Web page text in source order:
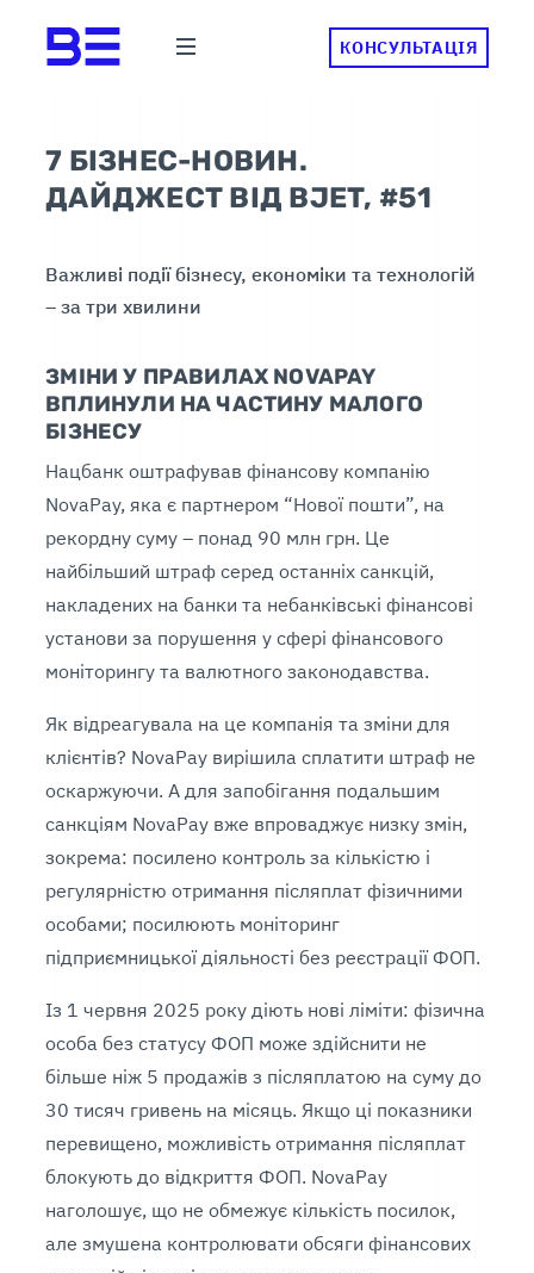
КОНСУЛЬТАЦІЯ
7 БІЗНЕС-НОВИН.
ДАЙДЖЕСТ ВІД BJET, #51
Важливі події бізнесу, економіки та технологій
– за три хвилини
ЗМІНИ У ПРАВИЛАХ NOVAPAY
ВПЛИНУЛИ НА ЧАСТИНУ МАЛОГО
БІЗНЕСУ
Нацбанк оштрафував фінансову компанію
NovaPay, яка є партнером “Нової пошти”, на
рекордну суму – понад 90 млн грн. Це
найбільший штраф серед останніх санкцій,
накладених на банки та небанківські фінансові
установи за порушення у сфері фінансового
моніторингу та валютного законодавства.
Як відреагувала на це компанія та зміни для
клієнтів? NovaPay вирішила сплатити штраф не
оскаржуючи. А для запобігання подальшим
санкціям NovaPay вже впроваджує низку змін,
зокрема: посилено контроль за кількістю і
регулярністю отримання післяплат фізичними
особами; посилюють моніторинг
підприємницької діяльності без реєстрації ФОП.
Із 1 червня 2025 року діють нові ліміти: фізична
особа без статусу ФОП може здійснити не
більше ніж 5 продажів з післяплатою на суму до
30 тисяч гривень на місяць. Якщо ці показники
перевищено, можливість отримання післяплат
блокують до відкриття ФОП. NovaPay
наголошує, що не обмежує кількість посилок,
але змушена контролювати обсяги фінансових